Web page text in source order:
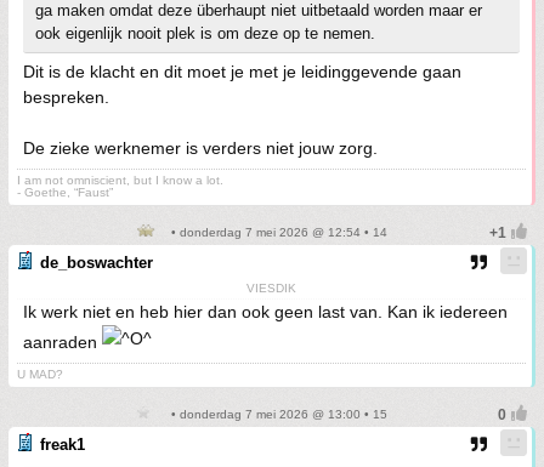
ga maken omdat deze überhaupt niet uitbetaald worden maar er
ook eigenlijk nooit plek is om deze op te nemen.
Dit is de klacht en dit moet je met je leidinggevende gaan
bespreken.
De zieke werknemer is verders niet jouw zorg.
I am not omniscient, but I know a lot.
- Goethe, “Faust”
• donderdag 7 mei 2026 @ 12:54 • 14
de_boswachter
VIESDIK
Ik werk niet en heb hier dan ook geen last van. Kan ik iedereen
aanraden
U MAD?
• donderdag 7 mei 2026 @ 13:00 • 15
freak1